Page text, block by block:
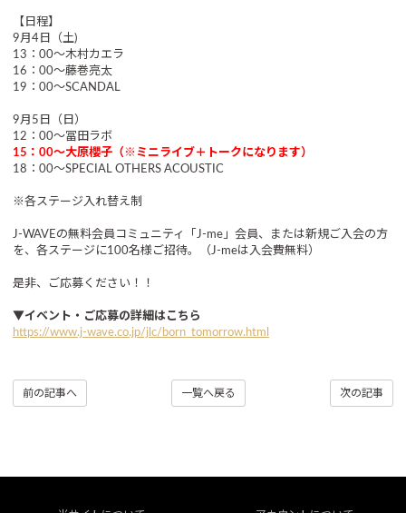
【日程】
9月4日（土)
13：00～木村カエラ
16：00～藤巻亮太
19：00～SCANDAL
9月5日（日）
12：00～冨田ラボ
15：00～大原櫻子（※ミニライブ＋トークになります）
18：00～SPECIAL OTHERS ACOUSTIC
※各ステージ入れ替え制
J-WAVEの無料会員コミュニティ「J-me」会員、または新規ご入会の方
を、各ステージに100名様ご招待。（J-meは入会費無料）
是非、ご応募ください！！
▼イベント・ご応募の詳細はこちら
https://www.j-wave.co.jp/jlc/born_tomorrow.html
前の記事へ 一覧へ戻る 次の記事